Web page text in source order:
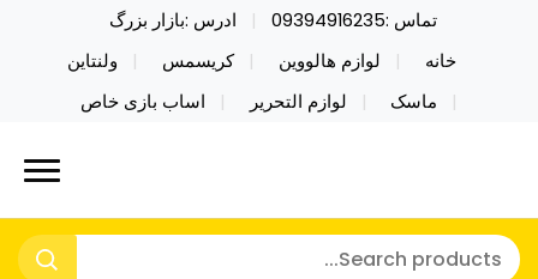
تماس :09394916235
ادرس :بازار بزرگ
خانه
لوازم هالووین کریسمس
ولنتاین
ماسک
لوازم التحریر اساب بازی خاص
نایکر توی فروش عمده لوازم هالووین
ولن تاین کادویی کریسمس اکسسوری
خرید محصولات خاص فیجت اسباب بازی تراول ماگ نایکر
توی فروش عمده لوازم هالووین ولن تاین کادویی
کریسمس اکسسوری ماسک در واردات مستقیم